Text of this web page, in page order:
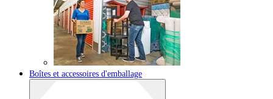
Boîtes et accessoires d'emballage